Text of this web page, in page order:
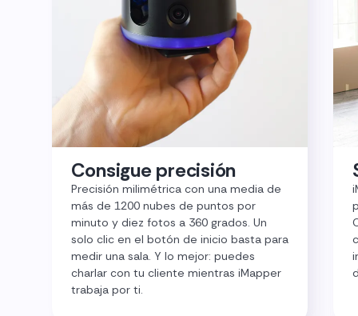
Consigue precisión
Precisión milimétrica con una media de
más de 1200 nubes de puntos por
minuto y diez fotos a 360 grados. Un
solo clic en el botón de inicio basta para
medir una sala. Y lo mejor: puedes
charlar con tu cliente mientras iMapper
trabaja por ti.